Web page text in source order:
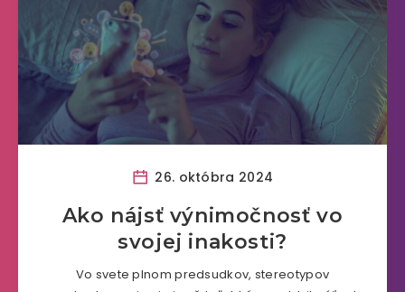
26. októbra 2024
Ako nájsť výnimočnosť vo
svojej inakosti?
Vo svete plnom predsudkov, stereotypov